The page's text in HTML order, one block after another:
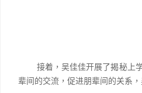
接着，吴佳佳开展了揭秘上
辈间的交流，促进朋辈间的关系